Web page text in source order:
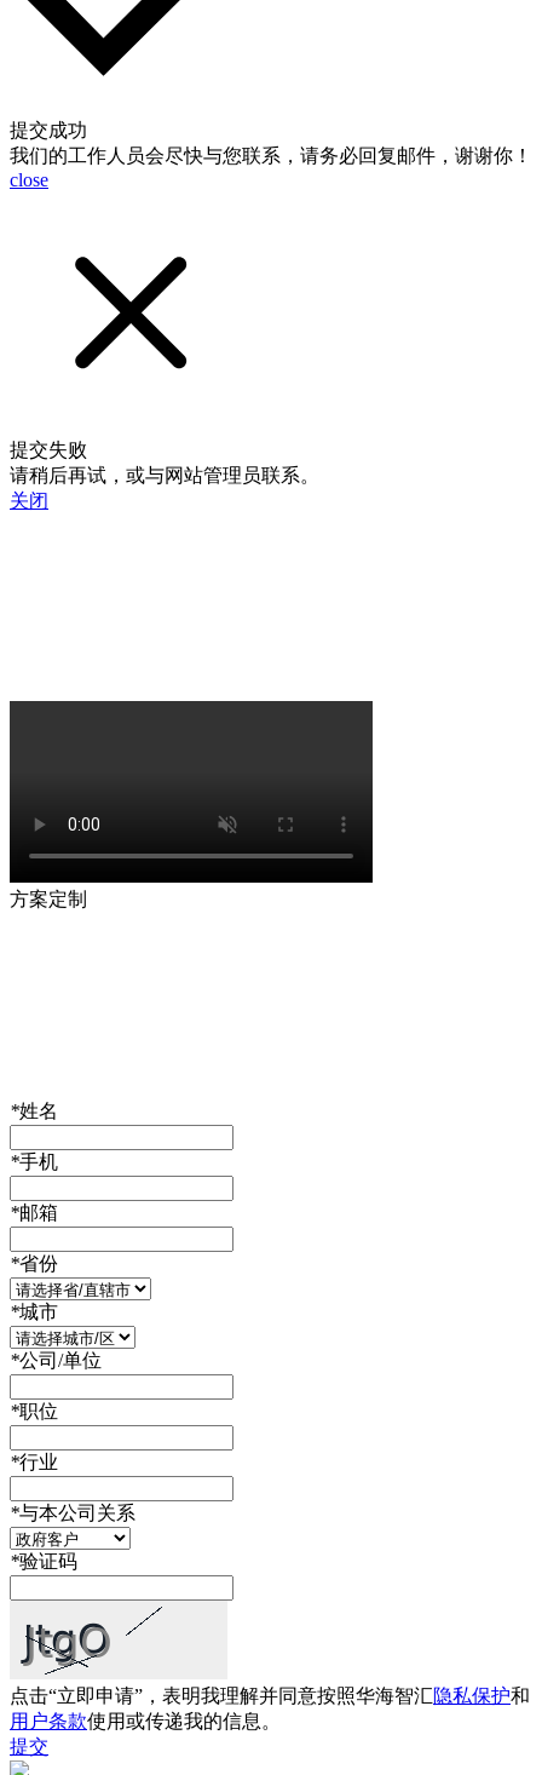
提交成功
我们的工作人员会尽快与您联系，请务必回复邮件，谢谢你！
close
提交失败
请稍后再试，或与网站管理员联系。
关闭
方案定制
*姓名
*手机
*邮箱
*省份
*城市
*公司/单位
*职位
*行业
*与本公司关系
*验证码
点击“立即申请”，表明我理解并同意按照华海智汇隐私保护和
用户条款使用或传递我的信息。
提交